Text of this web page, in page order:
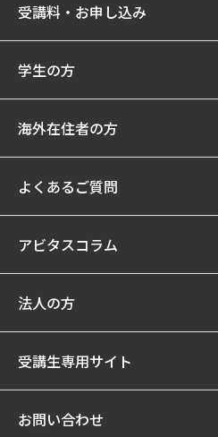
受講料・お申し込み
学生の方
海外在住者の方
よくあるご質問
アビタスコラム
法人の方
受講生専用サイト
お問い合わせ